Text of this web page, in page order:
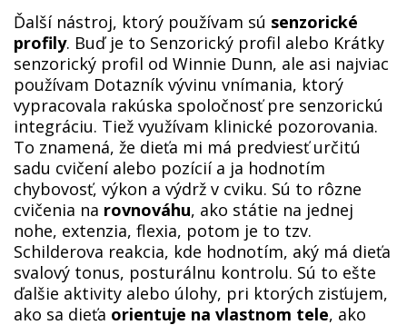
Ďalší nástroj, ktorý používam sú senzorické
profily. Buď je to Senzorický profil alebo Krátky
senzorický profil od Winnie Dunn, ale asi najviac
používam Dotazník vývinu vnímania, ktorý
vypracovala rakúska spoločnosť pre senzorickú
integráciu. Tiež využívam klinické pozorovania.
To znamená, že dieťa mi má predviesť určitú
sadu cvičení alebo pozícií a ja hodnotím
chybovosť, výkon a výdrž v cviku. Sú to rôzne
cvičenia na rovnováhu, ako státie na jednej
nohe, extenzia, flexia, potom je to tzv.
Schilderova reakcia, kde hodnotím, aký má dieťa
svalový tonus, posturálnu kontrolu. Sú to ešte
ďalšie aktivity alebo úlohy, pri ktorých zisťujem,
ako sa dieťa orientuje na vlastnom tele, ako